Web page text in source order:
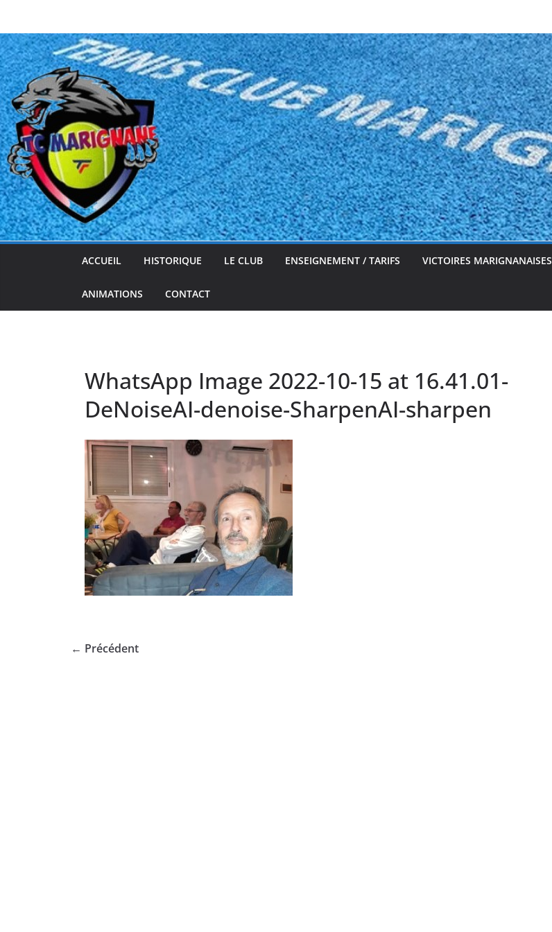
contenu
ACCUEIL HISTORIQUE LE CLUB ENSEIGNEMENT / TARIFS VICTOIRES MARIGNANAISES
ANIMATIONS CONTACT
WhatsApp Image 2022-10-15 at 16.41.01-
DeNoiseAI-denoise-SharpenAI-sharpen
← Précédent